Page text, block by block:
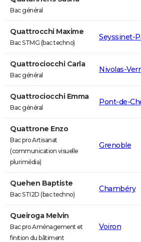
Bac général
Quattrocchi Maxime
Bac STMG (bac techno)
Seyssinet-
Quattrociocchi Carla
Bac général
Nivolas-
Quattrociocchi Emma
Bac général
Pont-de-
Quattrone Enzo
Bac pro Artisanat
(communication visuelle
plurimédia)
Grenoble
Quehen Baptiste
Bac STI2D (bac techno)
Chambéry
Queiroga Melvin
Bac pro Aménagement et
finition du bâtiment
Voiron